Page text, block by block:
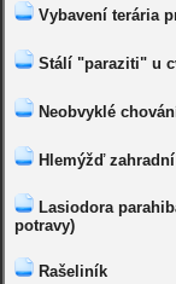
Vybavení terária
Stálí "paraziti" u
Neobvyklé
Hlemýžď zahradní
Lasiodora
potravy)
Rašeliník